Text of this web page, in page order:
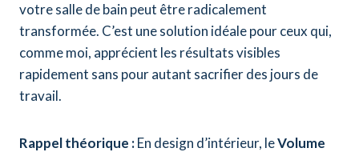
votre salle de bain peut être radicalement
transformée. C’est une solution idéale pour ceux qui,
comme moi, apprécient les résultats visibles
rapidement sans pour autant sacrifier des jours de
travail.
Rappel théorique :En design d’intérieur, leVolume